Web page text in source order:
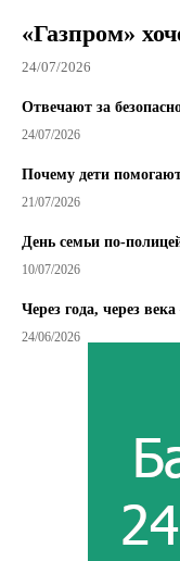
«Газпром»
24/07/2026
Отвечают за
24/07/2026
Почему дети
21/07/2026
День семьи по-
10/07/2026
Через года, через
24/06/2026